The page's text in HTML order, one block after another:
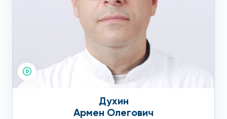
заболеваниями. В клинике для работы используется самое
современное оборудование, которое позволяет пройти
обследование и лечение в соответствии с европейскими
Обратившись к нам, вы получаете не только качественную
услугу, но и возможность сохранить ваши денежные
средства, ведь в медицинском центре «Столица» в
Москве часто проходят акции, и стоимость процедур
может быть еще ниже.
Духин
Армен Олегович